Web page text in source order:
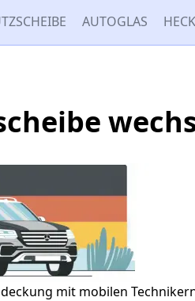
AUTOGLAS
mit mobilen